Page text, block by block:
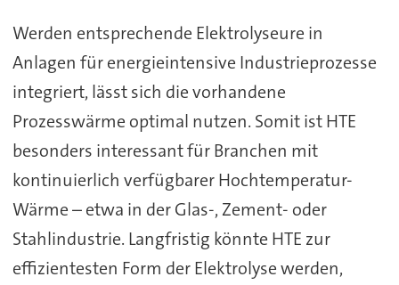
Werden entsprechende Elektrolyseure in
Anlagen für energieintensive Industrieprozesse
integriert, lässt sich die vorhandene
Prozesswärme optimal nutzen. Somit ist HTE
besonders interessant für Branchen mit
kontinuierlich verfügbarer Hochtemperatur-
Wärme – etwa in der Glas-, Zement- oder
Stahlindustrie. Langfristig könnte HTE zur
effizientesten Form der Elektrolyse werden,